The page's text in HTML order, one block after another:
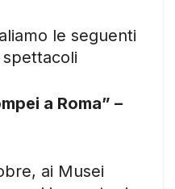
le seguenti
a Roma” –
ai Musei